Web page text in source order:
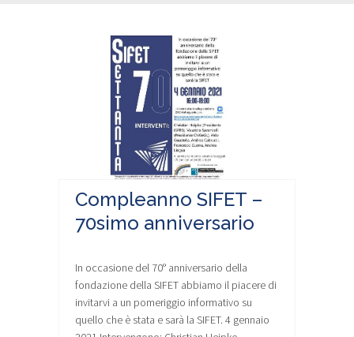
Compleanno SIFET –
70simo anniversario
In occasione del 70° anniversario della
fondazione della SIFET abbiamo il piacere di
invitarvi a un pomeriggio informativo su
quello che è stata e sarà la SIFET. 4 gennaio